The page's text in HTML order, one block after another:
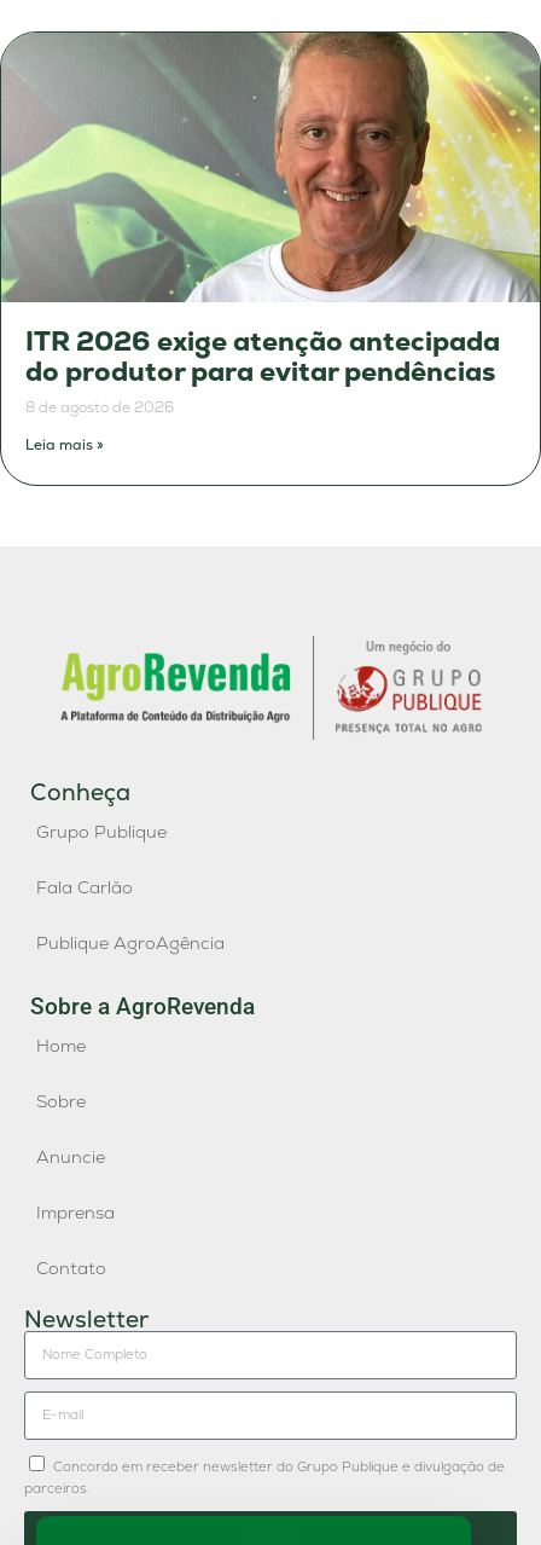
ITR 2026 exige atenção antecipada
do produtor para evitar pendências
8 de agosto de 2026
Leia mais »
Conheça
Grupo Publique
Fala Carlão
Publique AgroAgência
Sobre a AgroRevenda
Home
Sobre
Anuncie
Imprensa
Contato
Newsletter
Concordo em receber newsletter do Grupo Publique e divulgação de
parceiros.